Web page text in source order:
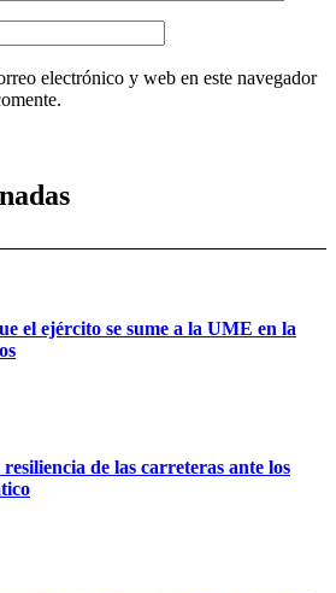
electrónico y web en este navegador
el ejército se sume a la UME en la
de las carreteras ante los